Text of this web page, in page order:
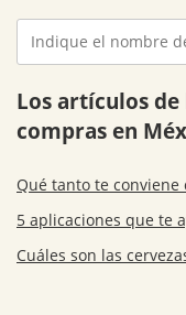
Los artículos
compras en
Qué tanto te
5 aplicaciones que te
Cuáles son las